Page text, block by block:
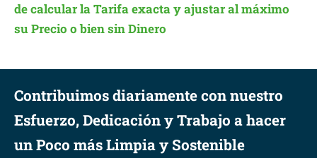
de calcular la Tarifa exacta y ajustar al máximo
su Precio o bien sin Dinero
Contribuimos diariamente con nuestro
Esfuerzo, Dedicación y Trabajo a hacer
un Poco más Limpia y Sostenible